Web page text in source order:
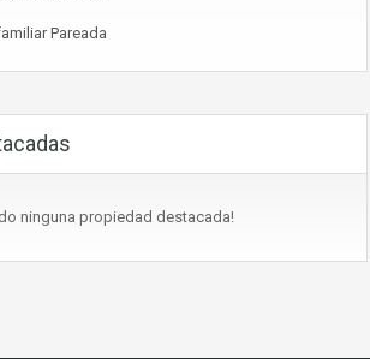
Pareada
ninguna propiedad destacada!